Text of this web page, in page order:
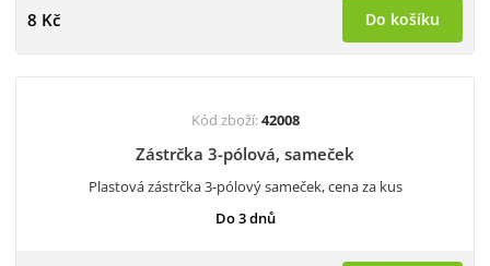
8 Kč Do košíku
Kód zboží:42008
Zástrčka 3-pólová, sameček
Plastová zástrčka 3-pólový sameček, cena za kus
Do 3 dnů